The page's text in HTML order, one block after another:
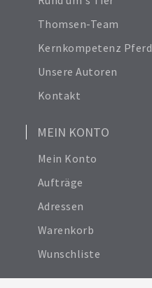
Thomsen-Team
Kernkompetenz Pferd
Unsere Autoren
Kontakt
MEIN KONTO
Mein Konto
Aufträge
Adressen
Warenkorb
Wunschliste